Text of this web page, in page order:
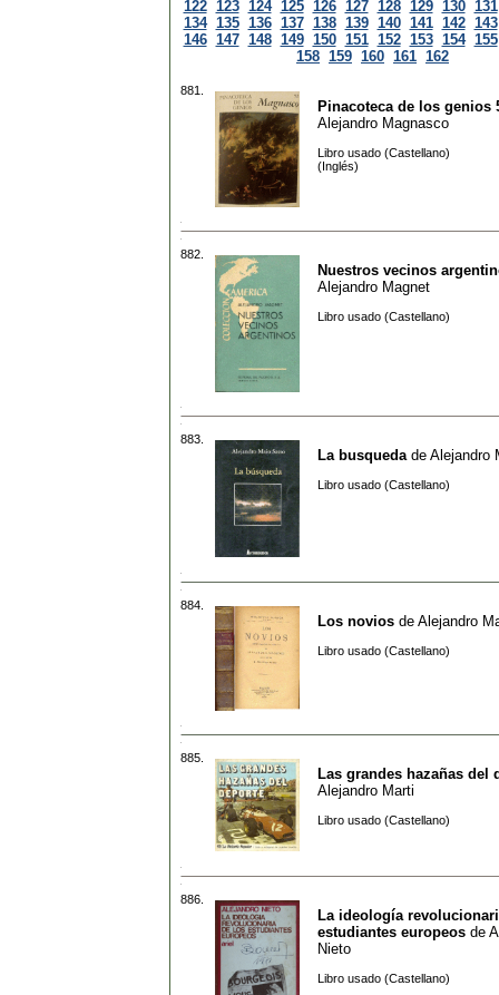
122 123 124 125 126 127 128 129 130 131
134 135 136 137 138 139 140 141 142 143
146 147 148 149 150 151 152 153 154 155
158 159 160 161 162
881.
Pinacoteca de los genios
Alejandro Magnasco
Libro usado (Castellano)
(Inglés)
882.
Nuestros vecinos
Alejandro Magnet
Libro usado (Castellano)
883.
La busqueda de Alejandro
Libro usado (Castellano)
884.
Los novios de Alejandro
Libro usado (Castellano)
885.
Las grandes hazañas del
Alejandro Marti
Libro usado (Castellano)
886.
La ideología
estudiantes europeos de
Nieto
Libro usado (Castellano)